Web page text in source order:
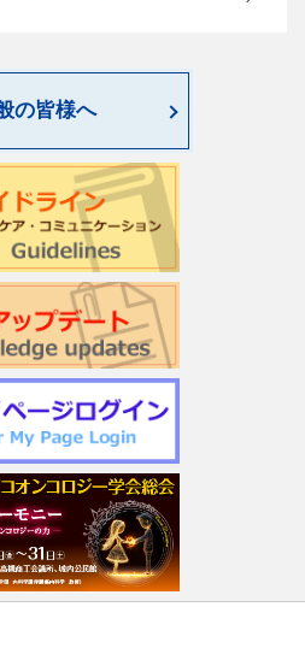
ョップのご案内
「がん領域における認知行動
会のご案内
て更新しました
ラ学会開催のお知らせ
方 Webセミナー2026のご案内
会 第2回研修会開催のお知ら
科特集記事について
ム研修会」開催について
の診療に携わる医師等に対す
の皆様へ